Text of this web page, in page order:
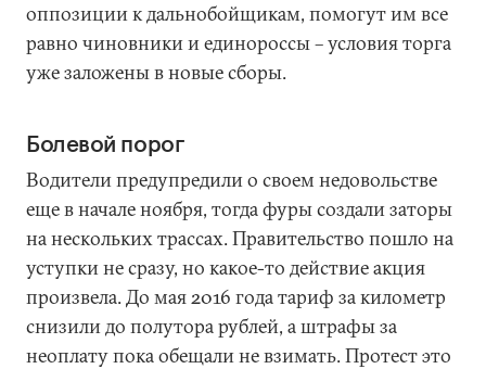
оппозиции к дальнобойщикам, помогут им все
равно чиновники и единороссы – условия торга
уже заложены в новые сборы.
Болевой порог
Водители предупредили о своем недовольстве
еще в начале ноября, тогда фуры создали заторы
на нескольких трассах. Правительство пошло на
уступки не сразу, но какое-то действие акция
произвела. До мая 2016 года тариф за километр
снизили до полутора рублей, а штрафы за
неоплату пока обещали не взимать. Протест это